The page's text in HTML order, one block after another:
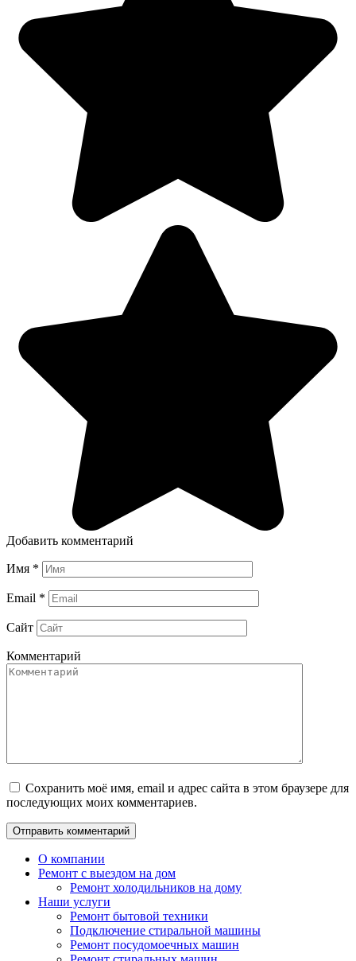
Добавить комментарий
Имя *
Email *
Сайт
Комментарий
Сохранить моё имя, email и адрес сайта в этом браузере для
последующих моих комментариев.
О компании
Ремонт с выездом на дом
Ремонт холодильников на дому
Наши услуги
Ремонт бытовой техники
Подключение стиральной машины
Ремонт посудомоечных машин